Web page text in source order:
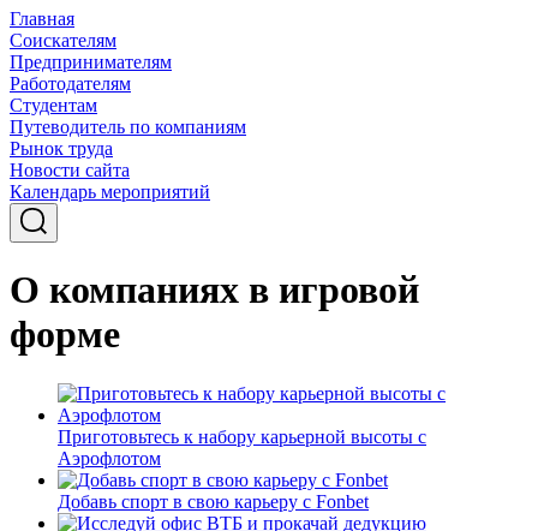
Главная
Соискателям
Предпринимателям
Работодателям
Студентам
Путеводитель по компаниям
Рынок труда
Новости сайта
Календарь мероприятий
О компаниях в игровой
форме
Приготовьтесь к набору карьерной высоты с
Аэрофлотом
Добавь спорт в свою карьеру с Fonbet